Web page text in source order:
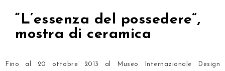
“L’essenza del possedere”,
mostra di ceramica
Fino al 20 ottobre 2013 al Museo Internazionale Design